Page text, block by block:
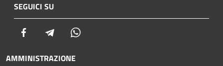
SEGUICI SU
Facebook Telegram
AMMINISTRAZIONE